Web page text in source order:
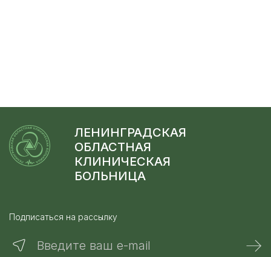
ЛЕНИНГРАДСКАЯ
ОБЛАСТНАЯ
КЛИНИЧЕСКАЯ
БОЛЬНИЦА
Подписаться на рассылку
Введите ваш e-mail